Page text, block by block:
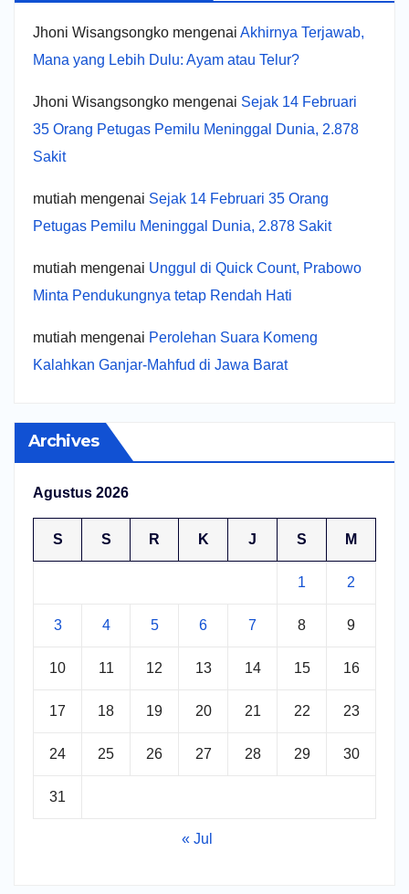
Jhoni Wisangsongko mengenai Akhirnya Terjawab,
Mana yang Lebih Dulu: Ayam atau Telur?
Jhoni Wisangsongko mengenai Sejak 14 Februari
35 Orang Petugas Pemilu Meninggal Dunia, 2.878
Sakit
mutiah mengenai Sejak 14 Februari 35 Orang
Petugas Pemilu Meninggal Dunia, 2.878 Sakit
mutiah mengenai Unggul di Quick Count, Prabowo
Minta Pendukungnya tetap Rendah Hati
mutiah mengenai Perolehan Suara Komeng
Kalahkan Ganjar-Mahfud di Jawa Barat
Archives
Agustus 2026
S S R K J S M
1 2
3 4 5 6 7 8 9
10 11 12 13 14 15 16
17 18 19 20 21 22 23
24 25 26 27 28 29 30
31
« Jul